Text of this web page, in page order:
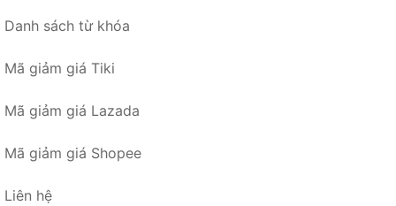
Danh sách từ khóa
Mã giảm giá Tiki
Mã giảm giá Lazada
Mã giảm giá Shopee
Liên hệ